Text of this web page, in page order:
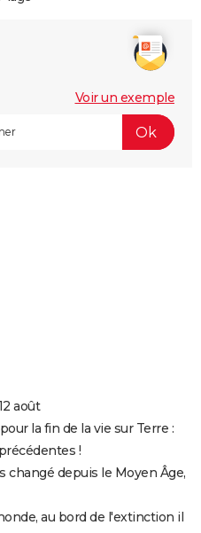
Voir un exemple
août
la fin de la vie sur Terre :
!
changé depuis le Moyen Âge,
au bord de l'extinction il